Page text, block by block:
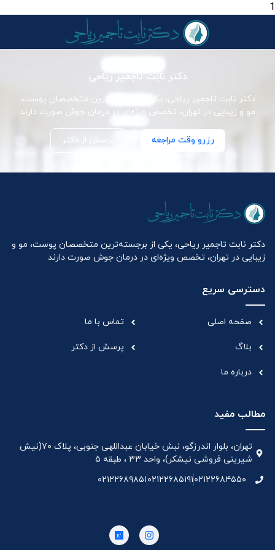
1
دکتر نابت تاجمیر ریاحی
دکتر نابت تاجمیر ریاحی، یکی از برجسته‌ترین متخصصان پوست،
مو و زیبایی در تهران، تخصص ویژه‌ای در درمان جوش صورت دارند
رزرو وقت مراجعه پرسش از دکتر
دکتر نابت تاجمیر ریاحی، یکی از برجسته‌ترین متخصصان پوست، مو و
زیبایی در تهران، تخصص ویژه‌ای در درمان جوش صورت دارند
دسترسی سریع
صفحه اصلی
بلاگ
درباره ما
تماس با ما
پرسش از دکتر
مطالب مفید
تهران، بلوار اندرزگو، نبش خیابان عبداللهی جنوبی، پلاک ۷۰(نیش
شیرینی فروشی نیشکر)، واحد ۳۳ ، طبقه ۵
۰۲۱۲۲۶۸۴۵۵۰۰۲۱۲۲۶۸۵۱۹۱۰۲۱۲۲۶۸۹۸۵۱